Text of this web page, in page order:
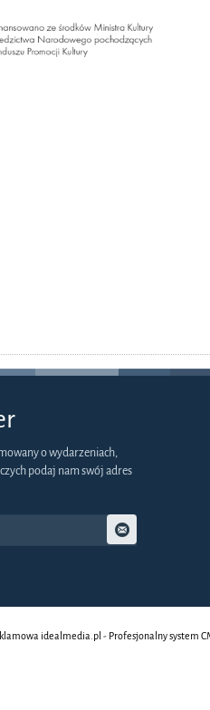
o wydarzeniach,
podaj nam swój adres
idealmedia.pl - Profesjonalny system